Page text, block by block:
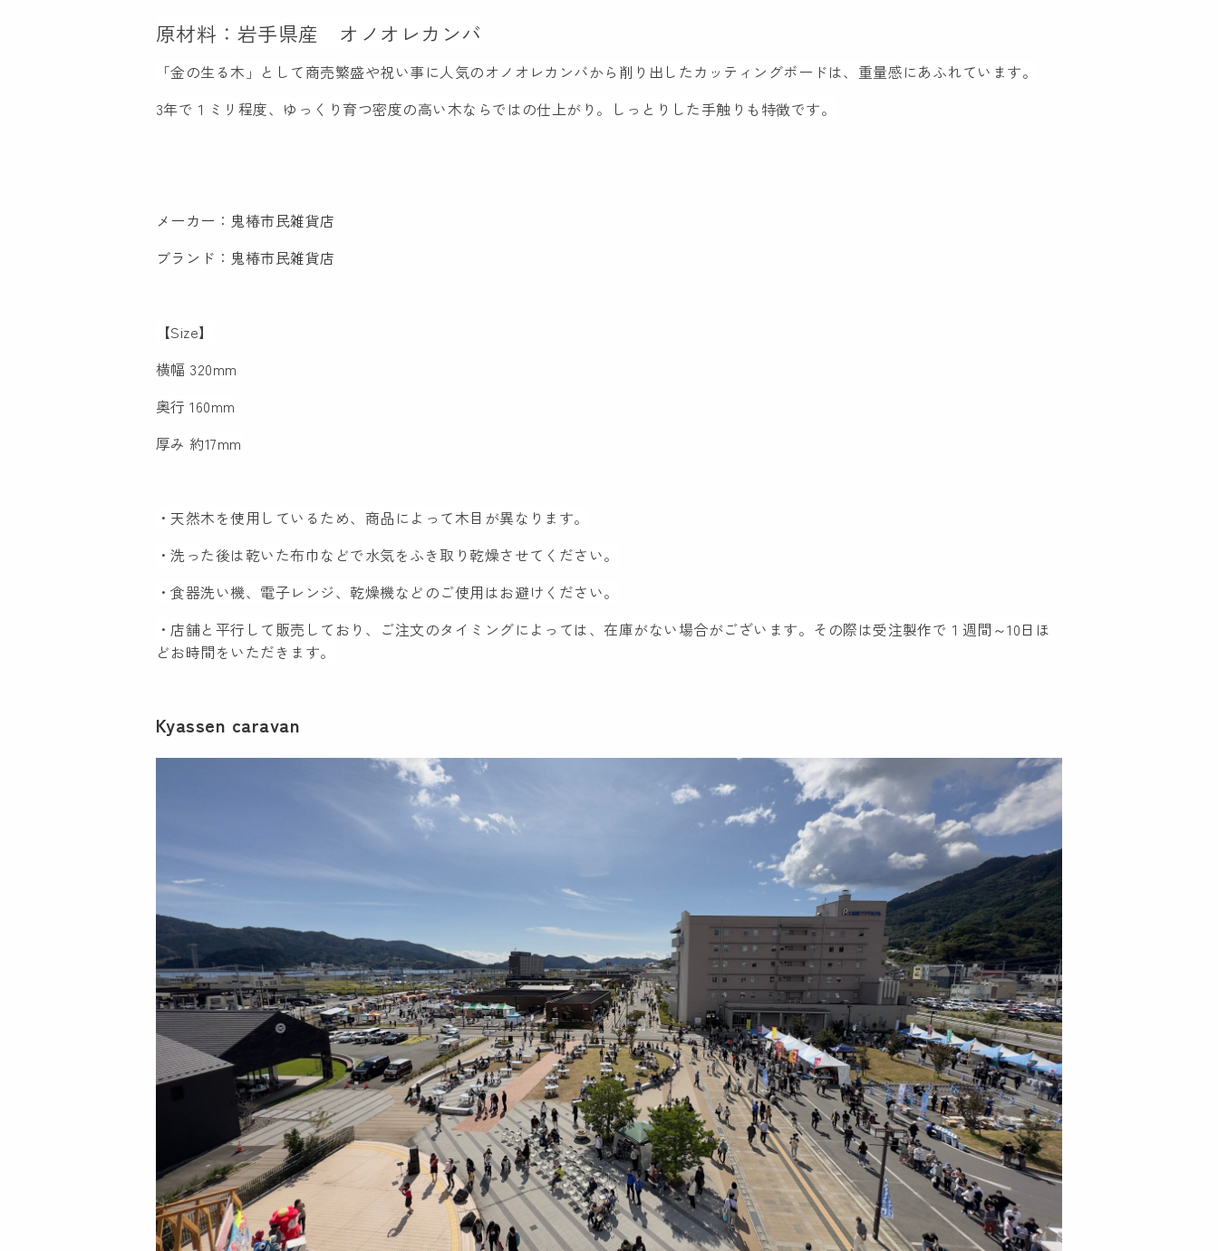
原材料：岩手県産 オノオレカンバ
「金の生る木」として商売繁盛や祝い事に人気のオノオレカンバから削り出したカッティングボードは、重量感にあふれています。
3年で１ミリ程度、ゆっくり育つ密度の高い木ならではの仕上がり。しっとりした手触りも特徴です。
メーカー：鬼椿市民雑貨店
ブランド：鬼椿市民雑貨店
【Size】
横幅 320mm
奥行 160mm
厚み 約17mm
・天然木を使用しているため、商品によって木目が異なります。
・洗った後は乾いた布巾などで水気をふき取り乾燥させてください。
・食器洗い機、電子レンジ、乾燥機などのご使用はお避けください。
・店舗と平行して販売しており、ご注文のタイミングによっては、在庫がない場合がございます。その際は受注製作で１週間～10日ほ
どお時間をいただきます。
Kyassen caravan